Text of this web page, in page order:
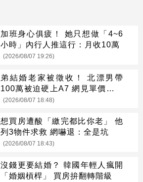
加班身心俱疲！ 她只想做「4~6
小時」內行人推這行：月收10萬
(2026/08/07 19:26)
弟結婚老家被徵收！ 北漂男帶
100萬被迫硬上A7 網見單價驚呆
了
(2026/08/07 18:48)
想買房遭酸「繳完都比你老」 他
列3物件求救 網嚇退：全是坑
(2026/08/07 18:43)
沒錢更要結婚？ 韓國年輕人瘋開
「婚姻槓桿」 買房拚翻轉階級